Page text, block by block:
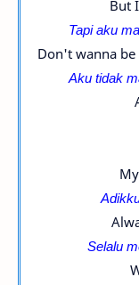
But
Tapi aku
Don't wanna
Aku tidak
Selalu